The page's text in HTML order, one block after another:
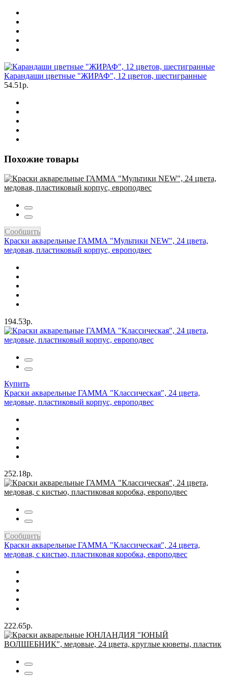
Карандаши цветные "ЖИРАФ", 12 цветов, шестигранные
54.51р.
Похожие товары
Сообщить
Краски акварельные ГАММА "Мультики NEW", 24 цвета,
медовая, пластиковый корпус, европодвес
194.53р.
Купить
Краски акварельные ГАММА "Классическая", 24 цвета,
медовые, пластиковый корпус, европодвес
252.18р.
Сообщить
Краски акварельные ГАММА "Классическая", 24 цвета,
медовая, c кистью, пластиковая коробка, европодвес
222.65р.